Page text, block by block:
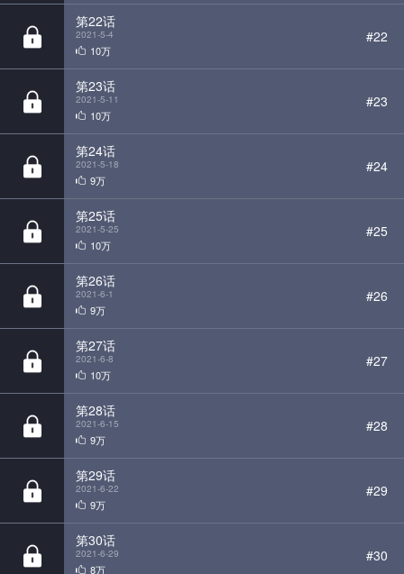
10万
第23话
2021-5-11
10万
第24话
2021-5-18
9万
第25话
2021-5-25
第26话
2021-6-1
9万
#26
第27话
2021-6-8
10万
#27
第28话
2021-6-15
9万
#28
第29话
2021-6-22
9万
#29
第30话
2021-6-29
8万
#30
第31话
2021-7-6
9万
#31